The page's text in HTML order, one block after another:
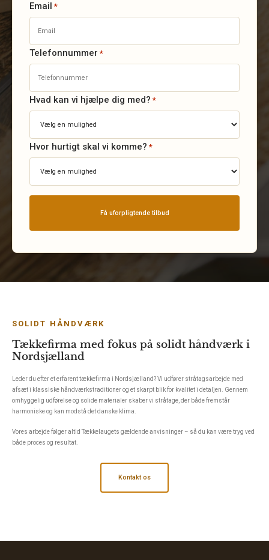
Email *
Telefonnummer *
Hvad kan vi hjælpe dig med? *
Hvor hurtigt skal vi komme? *
SOLIDT HÅNDVÆRK
Tækkefirma med fokus på solidt håndværk i
Nordsjælland
Leder du efter et erfarent tækkefirma i Nordsjælland? Vi udfører stråtagsarbejde med
afsæt i klassiske håndværkstraditioner og et skarpt blik for kvalitet i detaljen. Gennem
omhyggelig udførelse og solide materialer skaber vi stråtage, der både fremstår
harmoniske og kan modstå det danske klima.
Vores arbejde følger altid Tækkelaugets gældende anvisninger – så du kan være tryg ved
både proces og resultat.
Kontakt os